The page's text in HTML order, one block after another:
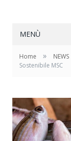
MENÙ
Home » NEWS
Sostenibile MSC